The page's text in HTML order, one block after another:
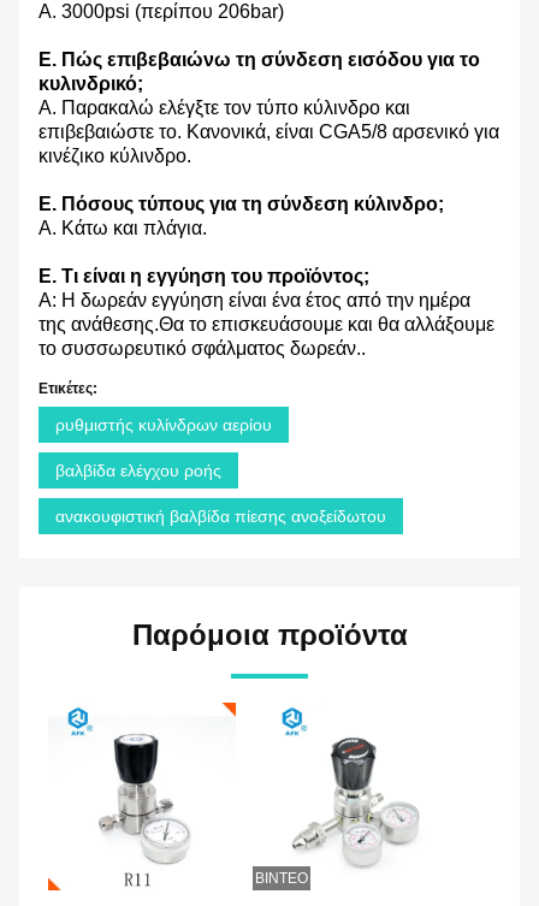
Α. 3000psi (περίπου 206bar)
Ε. Πώς επιβεβαιώνω τη σύνδεση εισόδου για το
κυλινδρικό;
Α. Παρακαλώ ελέγξτε τον τύπο κύλινδρο και
επιβεβαιώστε το. Κανονικά, είναι CGA5/8 αρσενικό για
κινέζικο κύλινδρο.
Ε. Πόσους τύπους για τη σύνδεση κύλινδρο;
Α. Κάτω και πλάγια.
Ε. Τι είναι η εγγύηση του προϊόντος;
Α: Η δωρεάν εγγύηση είναι ένα έτος από την ημέρα
της ανάθεσης.Θα το επισκευάσουμε και θα αλλάξουμε
το συσσωρευτικό σφάλματος δωρεάν..
Ετικέτες:
ρυθμιστής κυλίνδρων αερίου
βαλβίδα ελέγχου ροής
ανακουφιστική βαλβίδα πίεσης ανοξείδωτου
Παρόμοια προϊόντα
ΒΊΝΤΕΟ